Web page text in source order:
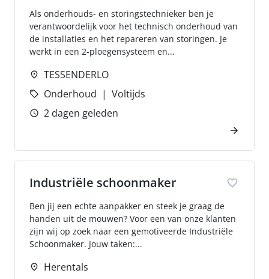
Als onderhouds- en storingstechnieker ben je
verantwoordelijk voor het technisch onderhoud van
de installaties en het repareren van storingen. Je
werkt in een 2-ploegensysteem en...
TESSENDERLO
Onderhoud
Voltijds
2 dagen geleden
Industriële schoonmaker
Ben jij een echte aanpakker en steek je graag de
handen uit de mouwen? Voor een van onze klanten
zijn wij op zoek naar een gemotiveerde Industriële
Schoonmaker. Jouw taken:...
Herentals